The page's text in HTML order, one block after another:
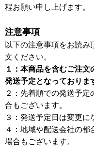
程お願い申し上げます。
注意事項
以下の注意事項をお読み
文ください。
１：本商品を含むご注文
発送予定となっておりま
２：先着順での発送予
合もございます。
３：発送予定日は変更に
４：地域や配送会社の都
場合もございます。